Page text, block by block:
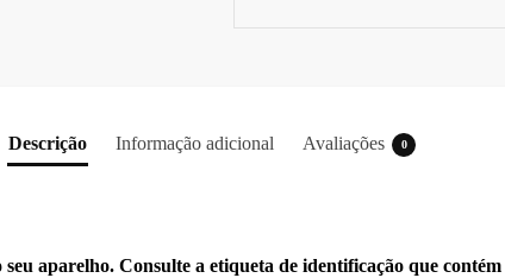
Descrição Informação adicional Avaliações 0
aparelho. Consulte a etiqueta de identificação que contém